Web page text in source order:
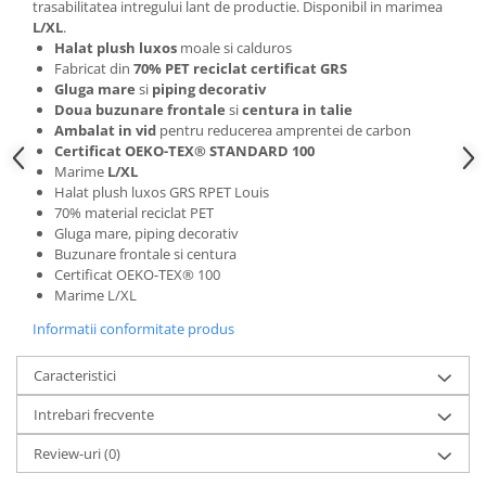
Camasi
Pantaloni
Pantaloni cu pieptar
Hanorace
Jachete
Impermeabile
Veste
Reflectorizante
Incaltaminte
Incaltaminte de lucru si protectie
Incaltaminte de oras si munte
Echipamente medicale
Manusi de protectie
Accesorii pentru protectia capului
Casti de protectie
Antifoane
Ochelari de protectie si viziere
trasabilitatea intregului lant de productie. Disponibil in marimea
L/XL.
Halat plush luxos moale si calduros
Fabricat din 70% PET reciclat certificat GRS
Gluga mare si piping decorativ
Doua buzunare frontale sicentura in talie
Ambalat in vid pentru reducerea amprentei de carbon
Certificat OEKO-TEX® STANDARD 100
Marime L/XL
Halat plush luxos GRS RPET Louis
70% material reciclat PET
Gluga mare, piping decorativ
Buzunare frontale si centura
Certificat OEKO-TEX® 100
Marime L/XL
Informatii conformitate produs
Caracteristici
Intrebari frecvente
Review-uri(0)